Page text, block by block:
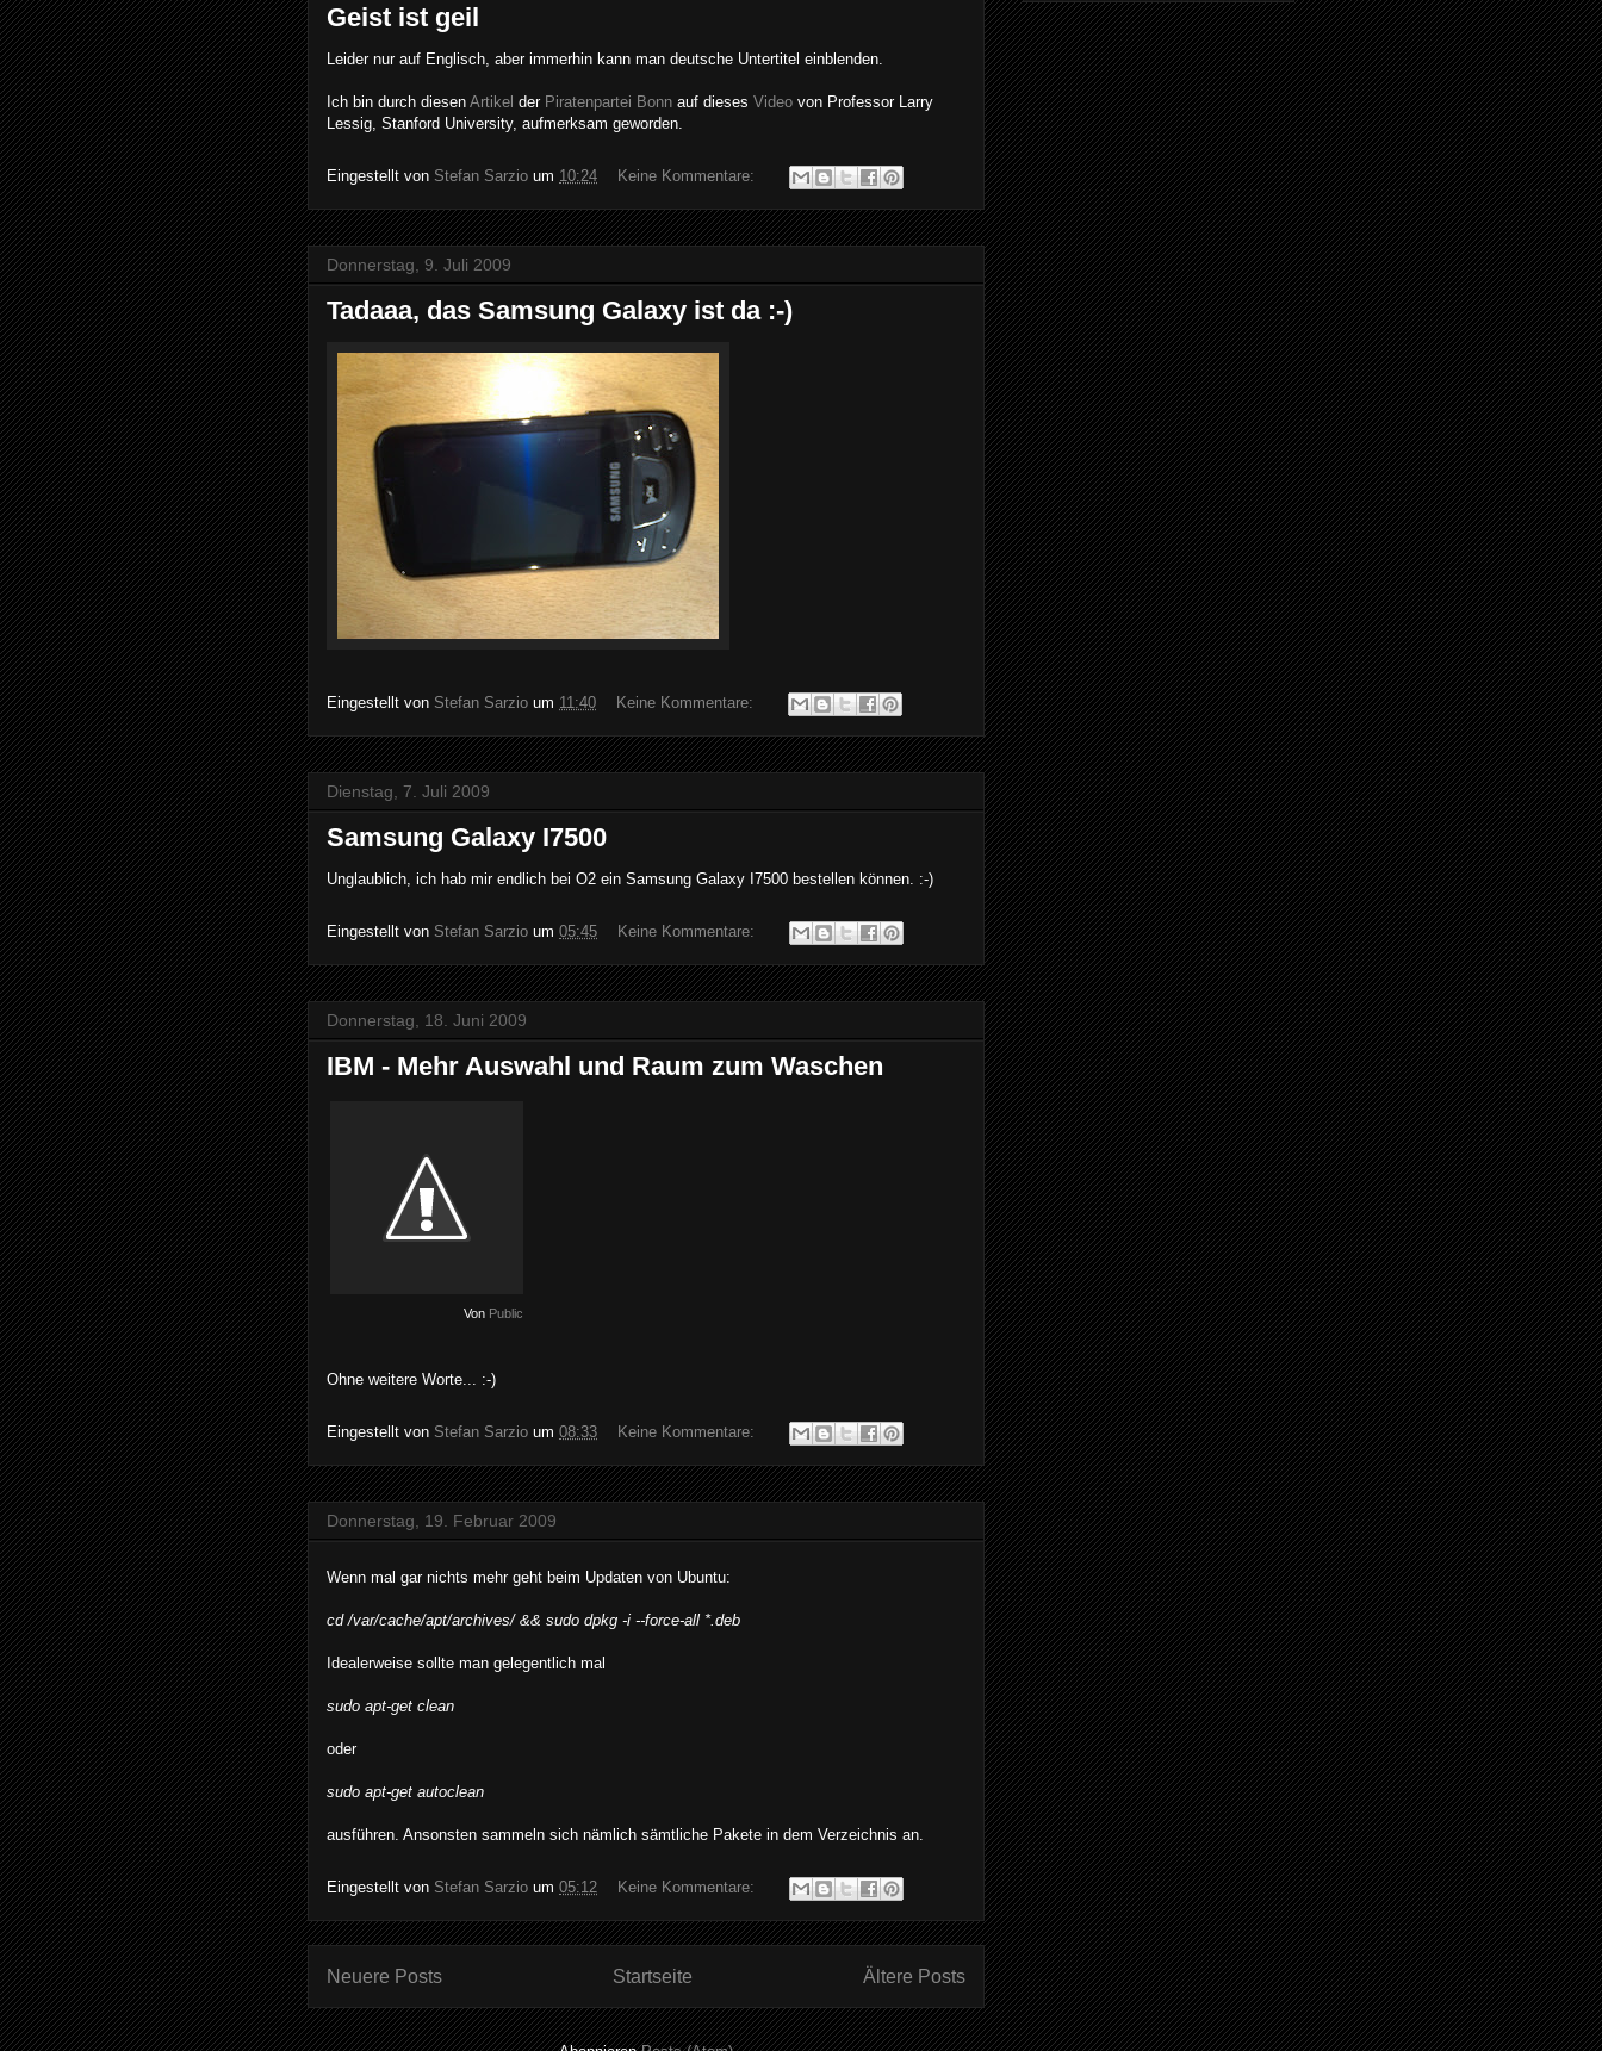
Geist ist geil
Leider nur auf Englisch, aber immerhin kann man deutsche Untertitel einblenden.
Ich bin durch diesen Artikel der Piratenpartei Bonn auf dieses Video von Professor Larry
Lessig, Stanford University, aufmerksam geworden.
Eingestellt von Stefan Sarzio um 10:24 Keine Kommentare:
Donnerstag, 9. Juli 2009
Tadaaa, das Samsung Galaxy ist da :-)
Eingestellt von Stefan Sarzio um 11:40 Keine Kommentare:
Dienstag, 7. Juli 2009
Samsung Galaxy I7500
Unglaublich, ich hab mir endlich bei O2 ein Samsung Galaxy I7500 bestellen können. :-)
Eingestellt von Stefan Sarzio um 05:45 Keine Kommentare:
Donnerstag, 18. Juni 2009
IBM - Mehr Auswahl und Raum zum Waschen
Von Public
Ohne weitere Worte... :-)
Eingestellt von Stefan Sarzio um 08:33 Keine Kommentare:
Donnerstag, 19. Februar 2009
Wenn mal gar nichts mehr geht beim Updaten von Ubuntu:
cd /var/cache/apt/archives/ && sudo dpkg -i --force-all *.deb
Idealerweise sollte man gelegentlich mal
sudo apt-get clean
oder
sudo apt-get autoclean
ausführen. Ansonsten sammeln sich nämlich sämtliche Pakete in dem Verzeichnis an.
Eingestellt von Stefan Sarzio um 05:12 Keine Kommentare:
Neuere Posts Ältere Posts
Startseite